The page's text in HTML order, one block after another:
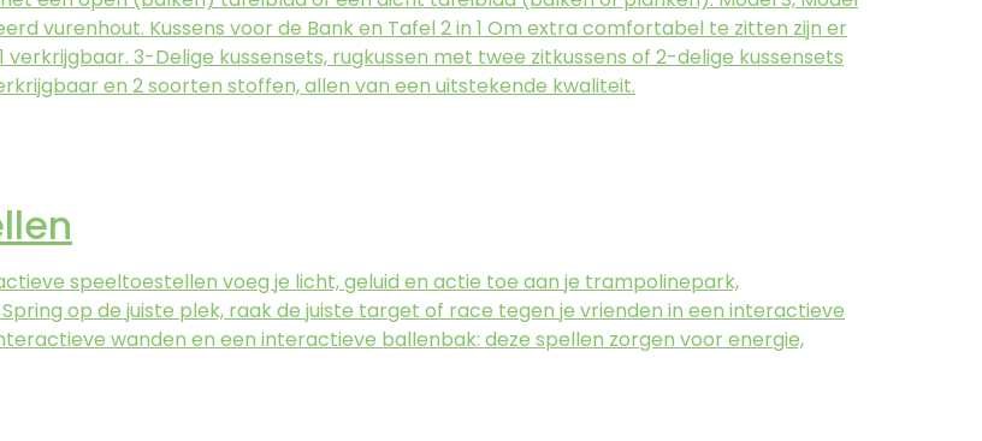
vurenhout. Kussens voor de Bank en Tafel 2 in 1 Om extra comfortabel te zitten zijn er
verkrijgbaar. 3-Delige kussensets, rugkussen met twee zitkussens of 2-delige kussensets
en 2 soorten stoffen, allen van een uitstekende kwaliteit.
speeltoestellen voeg je licht, geluid en actie toe aan je trampolinepark,
op de juiste plek, raak de juiste target of race tegen je vrienden in een interactieve
wanden en een interactieve ballenbak: deze spellen zorgen voor energie,